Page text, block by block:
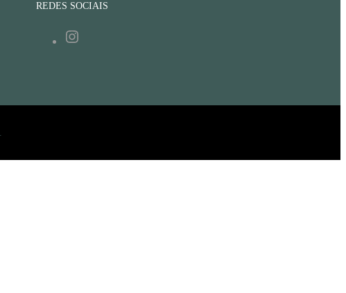
REDES SOCIAIS